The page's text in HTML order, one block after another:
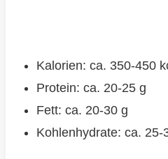
Kalorien: ca. 350-450
Protein: ca. 20-25 g
Fett: ca. 20-30 g
Kohlenhydrate: ca. 25-